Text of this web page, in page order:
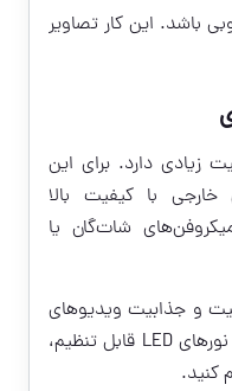
باشد. این کار تصاویر
زیادی دارد. برای این
خارجی با کیفیت بالا
شات‌گان یا
و جذابیت ویدیوهای
شما را بهبود بخشد. با استفاده از نورهای LED قابل تنظیم،
کنید.